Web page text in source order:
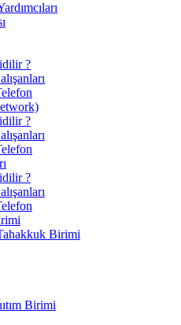
?
?
?
Birimi
Birimi